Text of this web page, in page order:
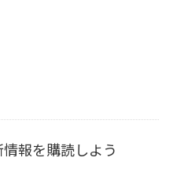
報を購読しよう